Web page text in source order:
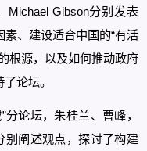
Michael Gibson分别发表
、建设适合中国的“有活
根源，以及如何推动政府
论坛。
论坛，朱桂兰、曹峰，
别阐述观点，探讨了构建